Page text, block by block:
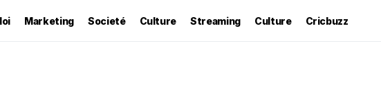
Marketing Societé Culture Streaming Culture Cricbuzz